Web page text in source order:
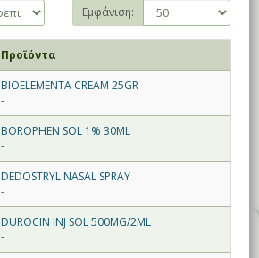
Εμφάνιση:
Προϊόντα
BIOELEMENTA CREAM 25GR
-
BOROPHEN SOL 1% 30ML
-
DEDOSTRYL NASAL SPRAY
-
DUROCIN INJ SOL 500MG/2ML
-